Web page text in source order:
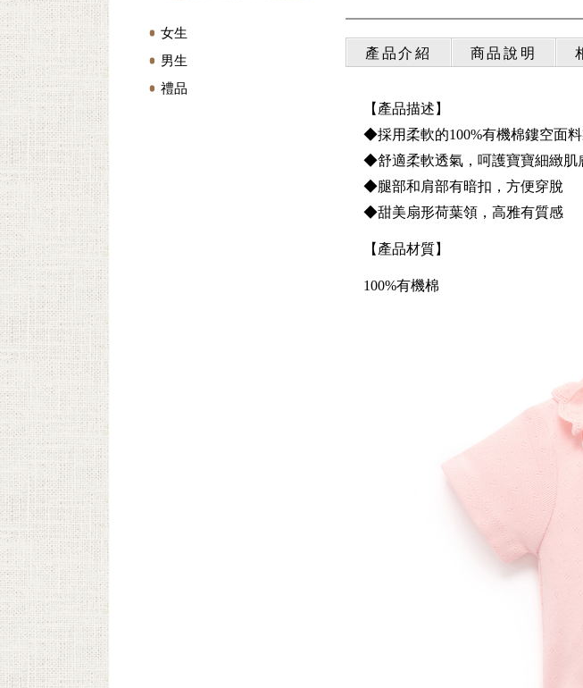
女生
男生
禮品
產品介紹 商品說明
【產品描述】
◆採用柔軟的100%有機棉鏤空面
◆舒適柔軟透氣，呵護寶寶細緻肌
◆腿部和肩部有暗扣，方便穿脫
◆甜美扇形荷葉領，高雅有質感
【產品材質】
100%有機棉